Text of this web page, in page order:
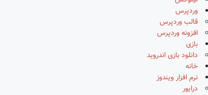
وردپرس
قالب وردپرس
افزونه وردپرس
بازی
دانلود بازی اندروید
خانه
نرم افزار ویندوز
درایور